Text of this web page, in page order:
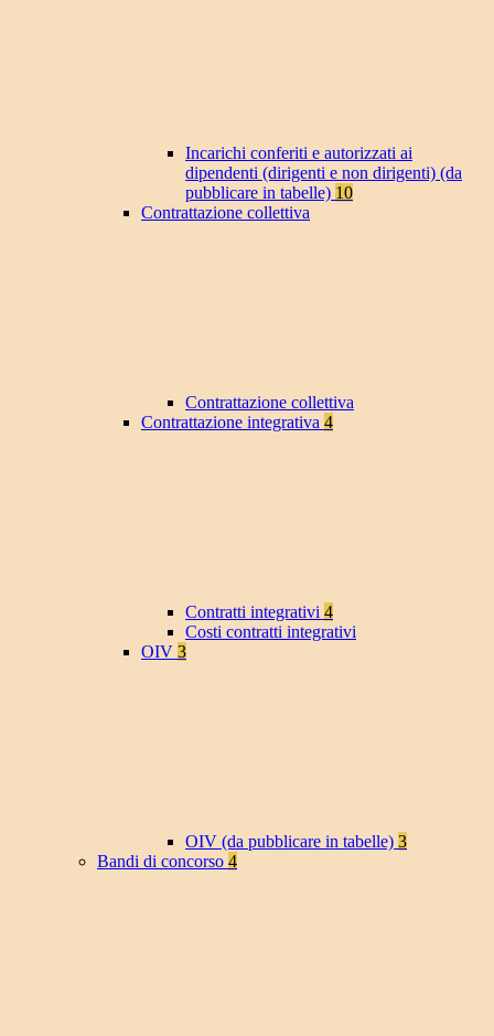
Incarichi conferiti e autorizzati ai
dipendenti (dirigenti e non dirigenti) (da
pubblicare in tabelle) 10
Contrattazione collettiva
Contrattazione collettiva
Contrattazione integrativa 4
Contratti integrativi 4
Costi contratti integrativi
OIV 3
OIV (da pubblicare in tabelle) 3
Bandi di concorso 4